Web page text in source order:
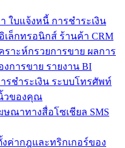
ใบแจ้งหนี้ การชำระเงิน
ล็กทรอนิกส์ ร้านค้า CRM
ราะห์กรวยการขาย ผลการ
การขาย รายงาน BI
รชำระเงิน ระบบโทรศัพท์
วของคุณ
ณาทางสื่อโซเชียล SMS
งค่ากฎและทริกเกอร์ของ